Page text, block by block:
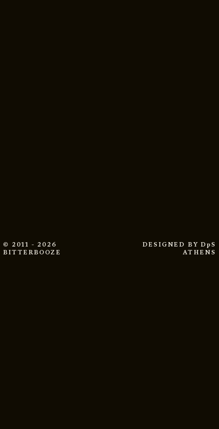
© 2011 - 2026
BITTERBOOZE
DESIGNED BY DpS
ATHENS